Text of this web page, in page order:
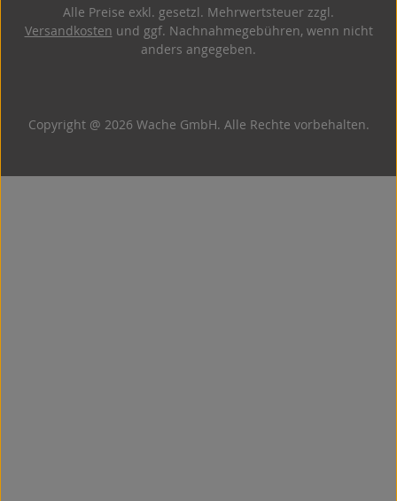
Copyright @ 2026 Wache GmbH. Alle Rechte vorbehalten.
Alle Preise exkl. gesetzl. Mehrwertsteuer zzgl.
Versandkosten und ggf. Nachnahmegebühren, wenn nicht
anders angegeben.